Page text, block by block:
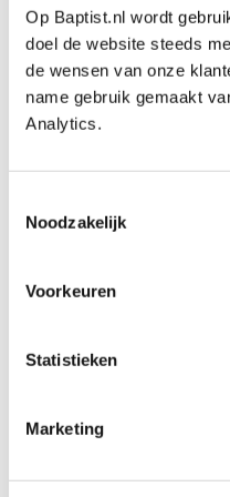
Op Baptist.nl wordt
doel de website steeds
de wensen van onze
name gebruik gemaakt
Analytics.
Noodzakelijk
Voorkeuren
Statistieken
Marketing
Proxxon
34
€ 80,99 excl.
Proxxon